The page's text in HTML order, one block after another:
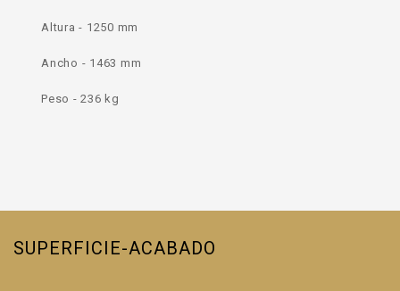
Altura - 1250 mm
Ancho - 1463 mm
Peso - 236 kg
SUPERFICIE-ACABADO